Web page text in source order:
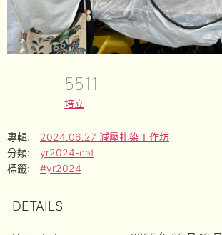
5511
培立
專輯:
2024.06.27 減壓扎染工作坊
分類:
yr2024-cat
標籤:
#yr2024
DETAILS